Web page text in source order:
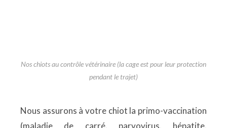
Nos chiots au contrôle vétérinaire (la cage est pour leur protection
pendant le trajet)
Nous assurons à votre chiot la primo-vaccination
(maladie de carré, parvovirus, hépatite,